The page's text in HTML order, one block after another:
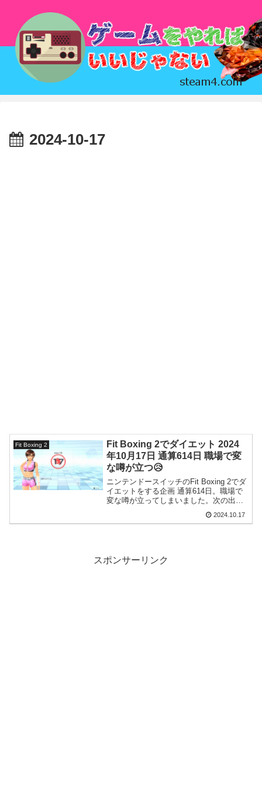
2024-10-17
Fit Boxing 2
Fit Boxing 2でダイエット 2024
年10月17日 通算614日 職場で変
な噂が立つ😥
ニンテンドースイッチのFit Boxing 2でダ
イエットをする企画 通算614日。職場で
変な噂が立ってしまいました。次の出勤
日に噂を広めた主をボコボコにしようと
2024.10.17
スポンサーリンク